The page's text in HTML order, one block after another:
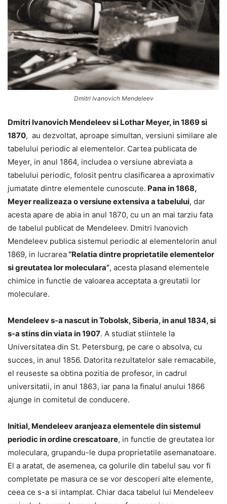
Dmitri Ivanovich Mendeleev
Dmitri Ivanovich Mendeleev si Lothar Meyer, in 1869 si
1870, au dezvoltat, aproape simultan, versiuni similare ale
tabelului periodic al elementelor. Cartea publicata de
Meyer, in anul 1864, includea o versiune abreviata a
tabelului periodic, folosit pentru clasificarea a aproximativ
jumatate dintre elementele cunoscute. Pana in 1868,
Meyer realizeaza o versiune extensiva a tabelului, dar
acesta apare de abia in anul 1870, cu un an mai tarziu fata
de tabelul publicat de Mendeleev. Dmitri Ivanovich
Mendeleev publica sistemul periodic al elementelorin anul
1869, in lucrarea“Relatia dintre proprietatile elementelor
si greutatea lor moleculara”, acesta plasand elementele
chimice in functie de valoarea acceptata a greutatii lor
moleculare.
Mendeleev s-a nascut in Tobolsk, Siberia, in anul 1834, si
s-a stins din viata in 1907. A studiat stiintele la
Universitatea din St. Petersburg, pe care o absolva, cu
succes, in anul 1856. Datorita rezultatelor sale remacabile,
el reuseste sa obtina pozitia de profesor, in cadrul
universitatii, in anul 1863, iar pana la finalul anului 1866
ajunge in comitetul de conducere.
Initial, Mendeleev aranjeaza elementele din sistemul
periodic in ordine crescatoare, in functie de greutatea lor
moleculara, grupandu-le dupa proprietatile asemanatoare.
El a aratat, de asemenea, ca golurile din tabelul sau vor fi
completate pe masura ce se vor descoperi alte elemente,
ceea ce s-a si intamplat. Chiar daca tabelul lui Mendeleev